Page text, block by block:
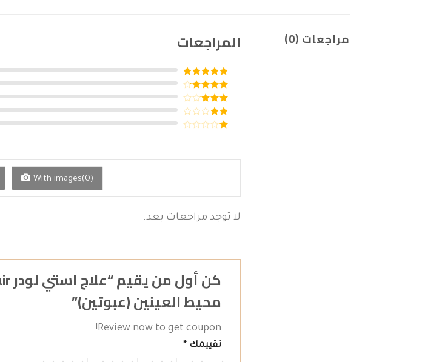
مراجعات (0) المراجعات
تم التقييم5
من 5
تم التقييم
من 5
تم
التقييم
3من 5تم
من
With images(0)
لا توجد مراجعات بعد.
محيط العينين (عبوتين)”
Review now to get coupon!
تقييمك *